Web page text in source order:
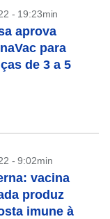
- 19:23min
aprova
para
de 3 a 5
- 9:02min
vacina
produz
imune à